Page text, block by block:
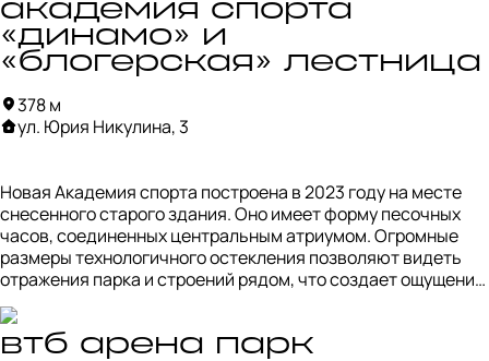
площадку.
Главная достопримечательность — барельефы известного
скульптора Сергея Меркурова с северной и южной
трибуны советского стадиона.
Авторы проекта — Дэвид Маника (Manica Architecture),
SPEECH).
академия спорта
«динамо» и
«блогерская» лестница
378 м
ул. Юрия Никулина, 3
Новая Академия спорта построена в 2023 году на месте
снесенного старого здания. Оно имеет форму песочных
часов, соединенных центральным атриумом. Огромные
размеры технологичного остекления позволяют видеть
отражения парка и строений рядом, что создает ощущение
параллельного мира. На эксплуатируемой крыше есть
смотровая площадка с большой светлой лестницей,
ведущей к Петровскому парку. В сочетании с белыми
втб арена парк